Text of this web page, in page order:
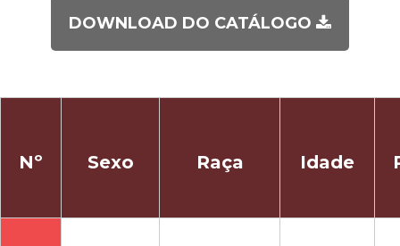
DOWNLOAD DO CATÁLOGO
Nº Sexo Raça Idade